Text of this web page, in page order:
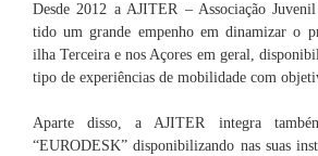
Desde 2012 a AJITER – Associação
tido um grande empenho em dinamizar o
ilha Terceira e nos Açores em geral,
tipo de experiências de mobilidade com
Aparte disso, a AJITER integra
“EURODESK” disponibilizando nas suas